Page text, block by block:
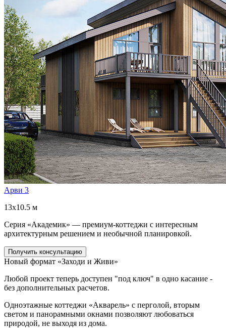
Арви 3
13x10.5 м
Серия «Академик» — премиум-коттеджи с интересным
архитектурным решением и необычной планировкой.
Получить консультацию
Новый формат «Заходи и Живи»
Любой проект теперь доступен "под ключ" в одно касание -
без дополнительных расчетов.
Одноэтажные коттеджи «Акварель» с перголой, вторым
светом и панорамными окнами позволяют любоваться
природой, не выходя из дома.